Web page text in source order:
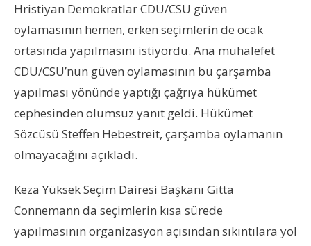
Hristiyan Demokratlar CDU/CSU güven
oylamasının hemen, erken seçimlerin de ocak
ortasında yapılmasını istiyordu. Ana muhalefet
CDU/CSU’nun güven oylamasının bu çarşamba
yapılması yönünde yaptığı çağrıya hükümet
cephesinden olumsuz yanıt geldi. Hükümet
Sözcüsü Steffen Hebestreit, çarşamba oylamanın
olmayacağını açıkladı.
Keza Yüksek Seçim Dairesi Başkanı Gitta
Connemann da seçimlerin kısa sürede
yapılmasının organizasyon açısından sıkıntılara yol